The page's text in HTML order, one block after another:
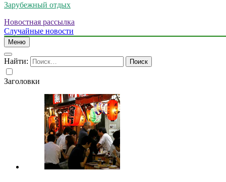
Зарубежный отдых
Новостная рассылка
Случайные новости
Меню
Найти:
Заголовки